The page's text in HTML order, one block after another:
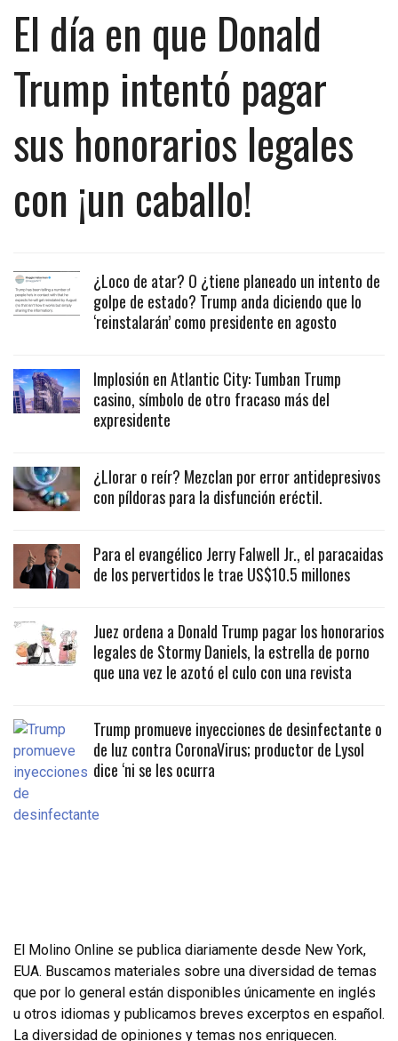
El día en que Donald
Trump intentó pagar
sus honorarios legales
con ¡un caballo!
¿Loco de atar? O ¿tiene planeado un intento de
golpe de estado? Trump anda diciendo que lo
‘reinstalarán’ como presidente en agosto
Implosión en Atlantic City: Tumban Trump
casino, símbolo de otro fracaso más del
expresidente
¿Llorar o reír? Mezclan por error antidepresivos
con píldoras para la disfunción eréctil.
Para el evangélico Jerry Falwell Jr., el paracaidas
de los pervertidos le trae US$10.5 millones
Juez ordena a Donald Trump pagar los honorarios
legales de Stormy Daniels, la estrella de porno
que una vez le azotó el culo con una revista
Trump promueve inyecciones de desinfectante o
de luz contra CoronaVirus; productor de Lysol
dice ‘ni se les ocurra
El Molino Online se publica diariamente desde New York,
EUA. Buscamos materiales sobre una diversidad de temas
que por lo general están disponibles únicamente en inglés
u otros idiomas y publicamos breves excerptos en español.
La diversidad de opiniones y temas nos enriquecen.